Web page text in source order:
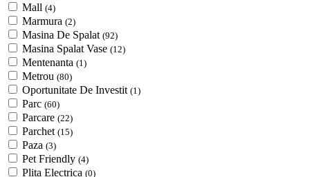
Mall (4)
Marmura (2)
Masina De Spalat (92)
Masina Spalat Vase (12)
Mentenanta (1)
Metrou (80)
Oportunitate De Investit (1)
Parc (60)
Parcare (22)
Parchet (15)
Paza (3)
Pet Friendly (4)
Plita Electrica (0)